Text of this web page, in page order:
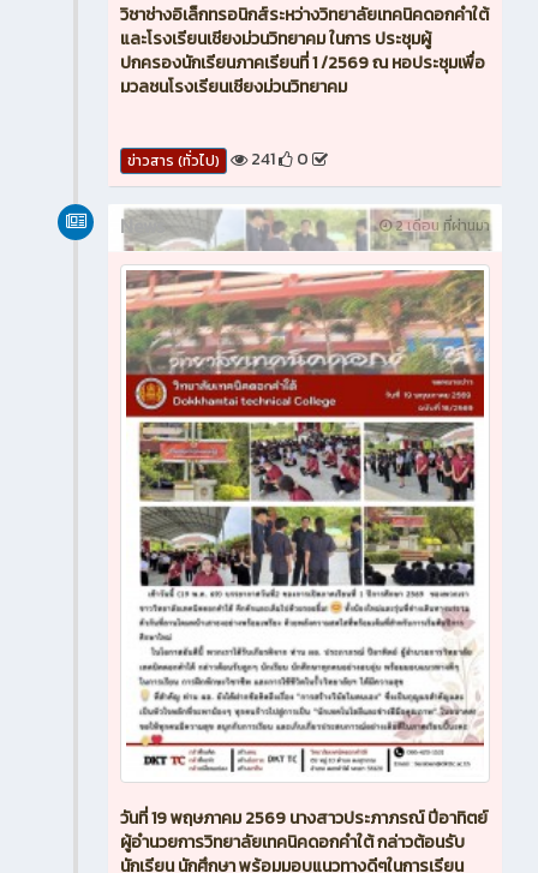
วิชาช่างอิเล็กทรอนิกส์ระหว่างวิทยาลัยเทคนิคดอกคำใต้
และโรงเรียนเชียงม่วนวิทยาคม ในการ ประชุมผู้
ปกครองนักเรียนภาคเรียนที่ 1 /2569 ณ หอประชุมเพื่อ
มวลชนโรงเรียนเชียงม่วนวิทยาคม
ข่าวสาร (ทั่วไป) 241 0
2 เดือน ที่ผ่านมา
News
วันที่ 19 พฤษภาคม 2569 นางสาวประภาภรณ์ ปีอาทิตย์
ผู้อำนวยการวิทยาลัยเทคนิคดอกคำใต้ กล่าวต้อนรับ
นักเรียน นักศึกษา พร้อมมอบแนวทางดีๆในการเรียน